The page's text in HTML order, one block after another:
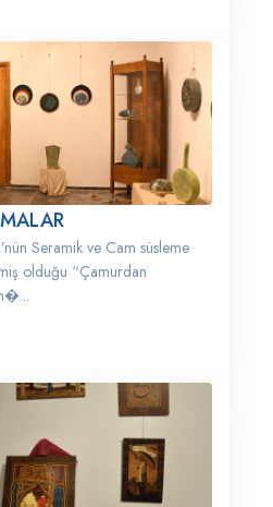
Seramik ve Cam süsleme
olduğu “Çamurdan